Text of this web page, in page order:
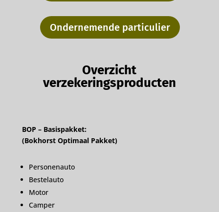
Ondernemende particulier
Overzicht
verzekeringsproducten
BOP – Basispakket:
(Bokhorst Optimaal Pakket)
Personenauto
Bestelauto
Motor
Camper